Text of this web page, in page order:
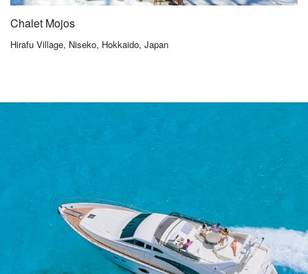
Chalet Mojos
Hirafu Village, Niseko, Hokkaido, Japan